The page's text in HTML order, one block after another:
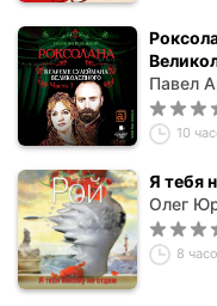
Павел
10
Я тебя
Олег
8